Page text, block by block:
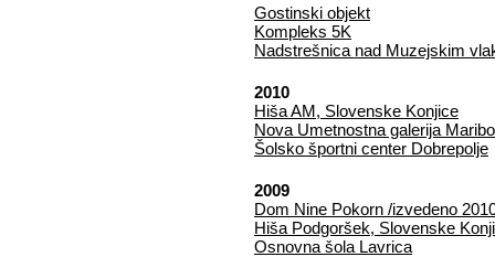
Gostinski objekt
Kompleks 5K
Nadstrešnica nad Muzejskim
2010
Hiša AM, Slovenske Konjice
Nova Umetnostna galerija
Šolsko športni center Dobrepolje
2009
Dom Nine Pokorn /izvedeno
Hiša Podgoršek, Slovenske
Osnovna šola Lavrica